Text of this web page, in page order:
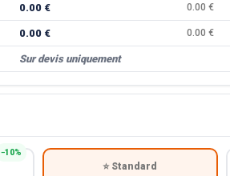
0.00 € 0.00 €
0.00 € 0.00 €
Sur devis uniquement
−10%
⭐ Standard